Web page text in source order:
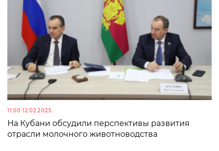
11:00 12.02.2025
На Кубани обсудили перспективы развития
отрасли молочного животноводства